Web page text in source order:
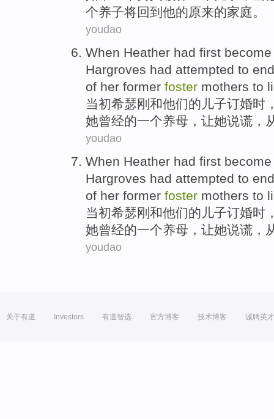
个养子将回到 他的原来的家庭。
youdao
When Heather had first
Hargroves had attempted to end
of her former foster mothers to
当初希瑟刚 和他们的 儿子订婚时
她曾经的一个养母 ，让她说谎，
youdao
When Heather had first
Hargroves had attempted to end
of her former foster mothers to
当初希瑟刚 和他们的 儿子订婚时
她曾经的一个养母 ，让她说谎，
youdao
关于有道 Investors 有道智选 官方博客 技术博客 诚聘英才